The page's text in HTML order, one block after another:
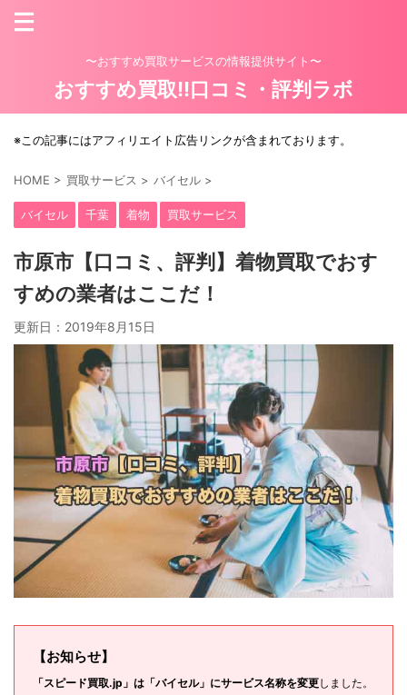
〜おすすめ買取サービスの情報提供サイト〜
おすすめ買取!!口コミ・評判ラボ
※この記事にはアフィリエイト広告リンクが含まれております。
HOME > 買取サービス > バイセル >
バイセル 千葉 着物 買取サービス
市原市【口コミ、評判】着物買取でおす
すめの業者はここだ！
更新日： 2019年8月15日
【お知らせ】
「スピード買取.jp」は「バイセル」にサービス名称を変更しました。